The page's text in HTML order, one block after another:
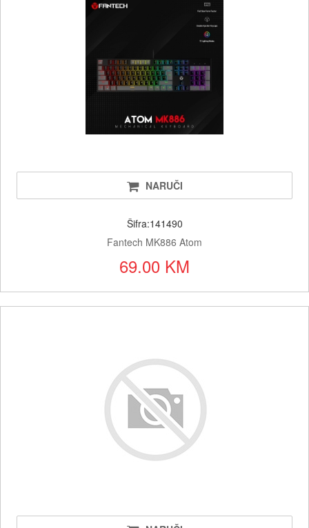
NARUČI
Šifra:141490
Fantech MK886 Atom
69.00 KM